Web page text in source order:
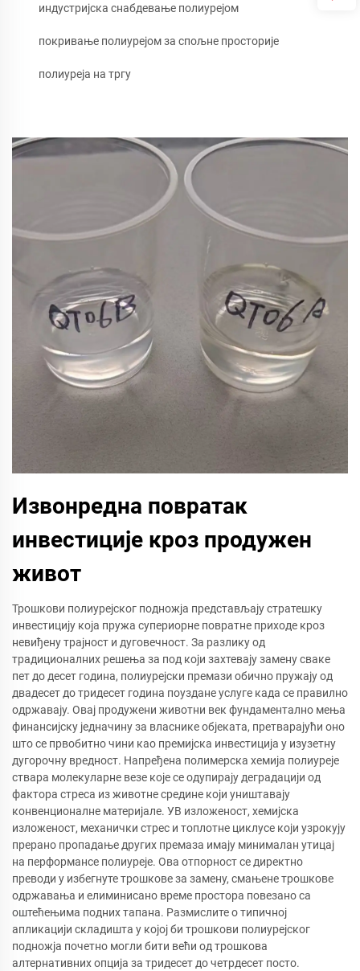
индустријска снабдевање полиурејом
покривање полиурејом за спољне просторије
полиуреја на тргу
Извонредна повратак
инвестиције кроз продужен
живот
Трошкови полиурејског подножја представљају стратешку
инвестицију која пружа супериорне повратне приходе кроз
невиђену трајност и дуговечност. За разлику од
традиционалних решења за под који захтевају замену сваке
пет до десет година, полиурејски премази обично пружају од
двадесет до тридесет година поуздане услуге када се правилно
одржавају. Овај продужени животни век фундаментално мења
финансијску једначину за власнике објеката, претварајући оно
што се првобитно чини као премијска инвестиција у изузетну
дугорочну вредност. Напређена полимерска хемија полиуреје
ствара молекуларне везе које се одупирају деградацији од
фактора стреса из животне средине који уништавају
конвенционалне материјале. УВ изложеност, хемијска
изложеност, механички стрес и топлотне циклусе који узрокују
прерано пропадање других премаза имају минималан утицај
на перформансе полиуреје. Ова отпорност се директно
преводи у избегнуте трошкове за замену, смањене трошкове
одржавања и елиминисано време простора повезано са
оштећењима подних тапана. Размислите о типичној
апликацији складишта у којој би трошкови полиурејског
подножја почетно могли бити већи од трошкова
алтернативних опција за тридесет до четрдесет посто.